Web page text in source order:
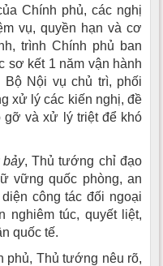
Chính phủ, các nghị
vụ, quyền hạn và cơ
trình Chính phủ ban
sơ kết 1 năm vận hành
Nội vụ chủ trì, phối
xử lý các kiến nghị, đề
gỡ và xử lý triệt để khó
bảy, Thủ tướng chỉ đạo
vững quốc phòng, an
công tác đối ngoại
nghiêm túc, quyết liệt,
quốc tế.
phủ, Thủ tướng nêu rõ,